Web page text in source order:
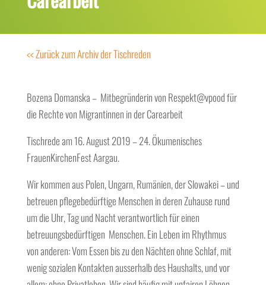
<< Zurück zum Archiv der Tischreden
Bozena Domanska – Mitbegründerin von Respekt@vpood für
die Rechte von Migrantinnen in der Carearbeit
Tischrede am 16. August 2019 – 24. Ökumenisches
FrauenKirchenFest Aargau.
Wir kommen aus Polen, Ungarn, Rumänien, der Slowakei – und
betreuen pflegebedürftige Menschen in deren Zuhause rund
um die Uhr, Tag und Nacht verantwortlich für einen
betreuungsbedürftigen Menschen. Ein Leben im Rhythmus
von anderen: Vom Essen bis zu den Nächten ohne Schlaf, mit
wenig sozialen Kontakten ausserhalb des Haushalts, und vor